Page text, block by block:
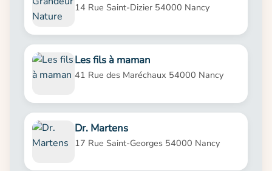
14 Rue Saint-Dizier 54000 Nancy
Les fils à maman
41 Rue des Maréchaux 54000 Nancy
Dr. Martens
17 Rue Saint-Georges 54000 Nancy